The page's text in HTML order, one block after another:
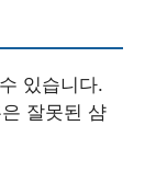
있습니다.
잘못된 샴